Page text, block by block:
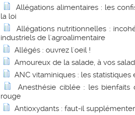
Allégations alimentaires : les
la loi
Allégations nutritionnelles :
industriels de l'agroalimentaire
Allégés : ouvrez l'oeil !
Amoureux de la salade, à vos
ANC vitaminiques : les statistiques
Anesthésie ciblée : les
rouge
Antioxydants : faut-il